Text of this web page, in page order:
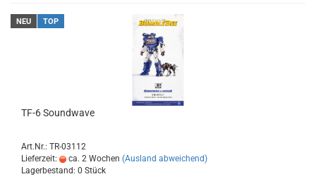
NEU TOP
TF-6 Soundwave
Art.Nr.: TR-03112
Lieferzeit:
ca. 2 Wochen (Ausland abweichend)
Lagerbestand: 0 Stück